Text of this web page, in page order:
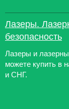
Лазеры.
безопасность
Лазеры и
можете купить в
и СНГ.